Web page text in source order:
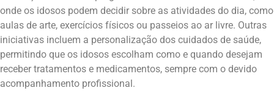
onde os idosos podem decidir sobre as atividades do dia, como
aulas de arte, exercícios físicos ou passeios ao ar livre. Outras
iniciativas incluem a personalização dos cuidados de saúde,
permitindo que os idosos escolham como e quando desejam
receber tratamentos e medicamentos, sempre com o devido
acompanhamento profissional.